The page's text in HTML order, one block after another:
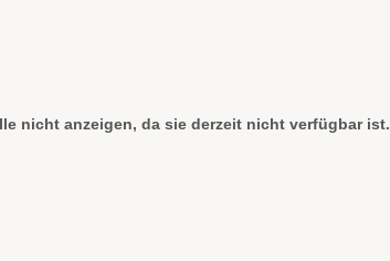
nicht anzeigen, da sie derzeit nicht verfügbar ist.